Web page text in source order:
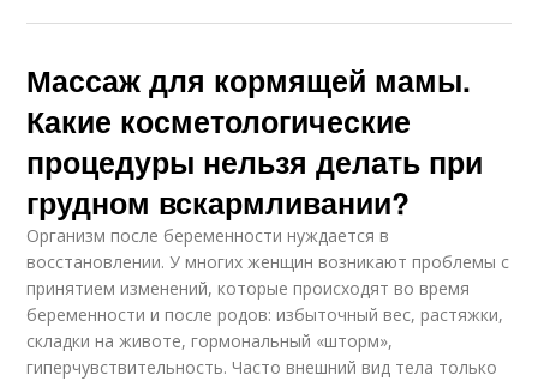
Массаж для кормящей мамы.
Какие косметологические
процедуры нельзя делать при
грудном вскармливании?
Организм после беременности нуждается в
восстановлении. У многих женщин возникают проблемы с
принятием изменений, которые происходят во время
беременности и после родов: избыточный вес, растяжки,
складки на животе, гормональный «шторм»,
гиперчувствительность. Часто внешний вид тела только